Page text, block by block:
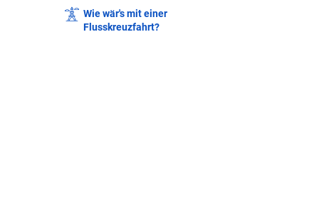
Wie wär's mit einer
Flusskreuzfahrt?